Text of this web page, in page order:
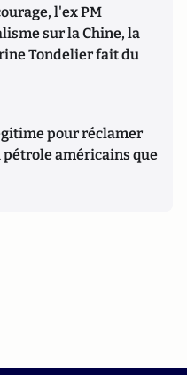
l'ex PM
sur la Chine, la
Tondelier fait du
pour réclamer
pétrole américains que